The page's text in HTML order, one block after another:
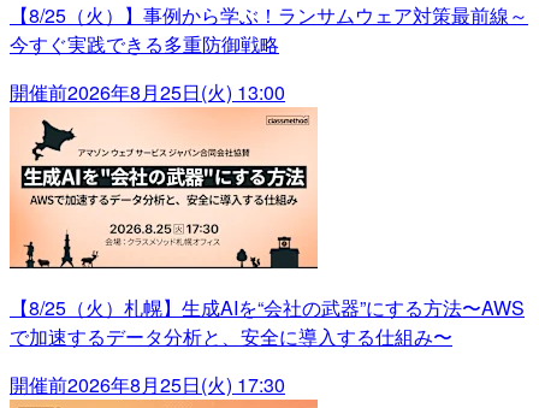
【8/25（火）】事例から学ぶ！ランサムウェア対策最前線～
今すぐ実践できる多重防御戦略
開催前2026年8月25日(火) 13:00
【8/25（火）札幌】生成AIを“会社の武器”にする方法〜AWS
で加速するデータ分析と、安全に導入する仕組み〜
開催前2026年8月25日(火) 17:30